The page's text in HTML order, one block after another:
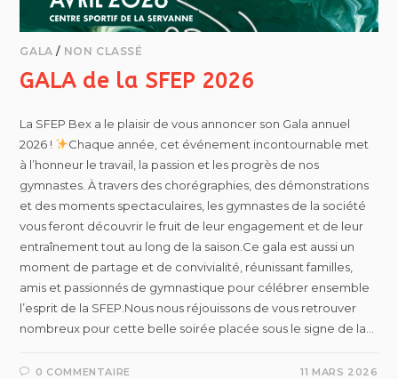
GALA / NON CLASSÉ
GALA de la SFEP 2026
La SFEP Bex a le plaisir de vous annoncer son Gala annuel
2026 !
Chaque année, cet événement incontournable met
à l’honneur le travail, la passion et les progrès de nos
gymnastes. À travers des chorégraphies, des démonstrations
et des moments spectaculaires, les gymnastes de la société
vous feront découvrir le fruit de leur engagement et de leur
entraînement tout au long de la saison.Ce gala est aussi un
moment de partage et de convivialité, réunissant familles,
amis et passionnés de gymnastique pour célébrer ensemble
l’esprit de la SFEP.Nous nous réjouissons de vous retrouver
nombreux pour cette belle soirée placée sous le signe de la…
0 COMMENTAIRE 11 MARS 2026